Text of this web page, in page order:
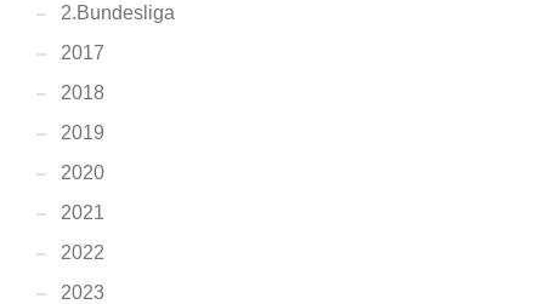
2.Bundesliga
2017
2018
2019
2020
2021
2022
2023